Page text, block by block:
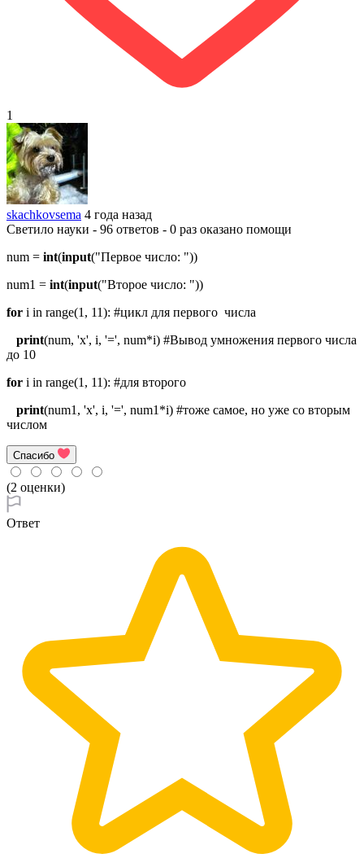
1
skachkovsema 4 года назад
Светило науки - 96 ответов - 0 раз оказано помощи
num = int(input("Первое число: "))
num1 = int(input("Второе число: "))
for i in range(1, 11): #цикл для первого числа
print(num, 'x', i, '=', num*i) #Вывод умножения первого числа
до 10
for i in range(1, 11): #для второго
print(num1, 'x', i, '=', num1*i) #тоже самое, но уже со вторым
числом
Спасибо
(2 оценки)
Ответ